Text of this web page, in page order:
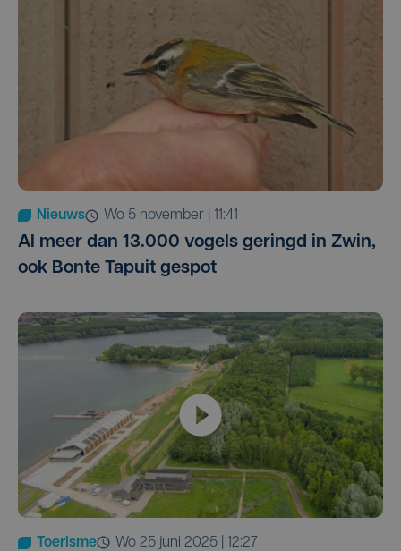
Nieuws wo 5 november | 11:41
Al meer dan 13.000 vogels geringd in Zwin,
ook Bonte Tapuit gespot
Toerisme wo 25 juni 2025 | 12:27